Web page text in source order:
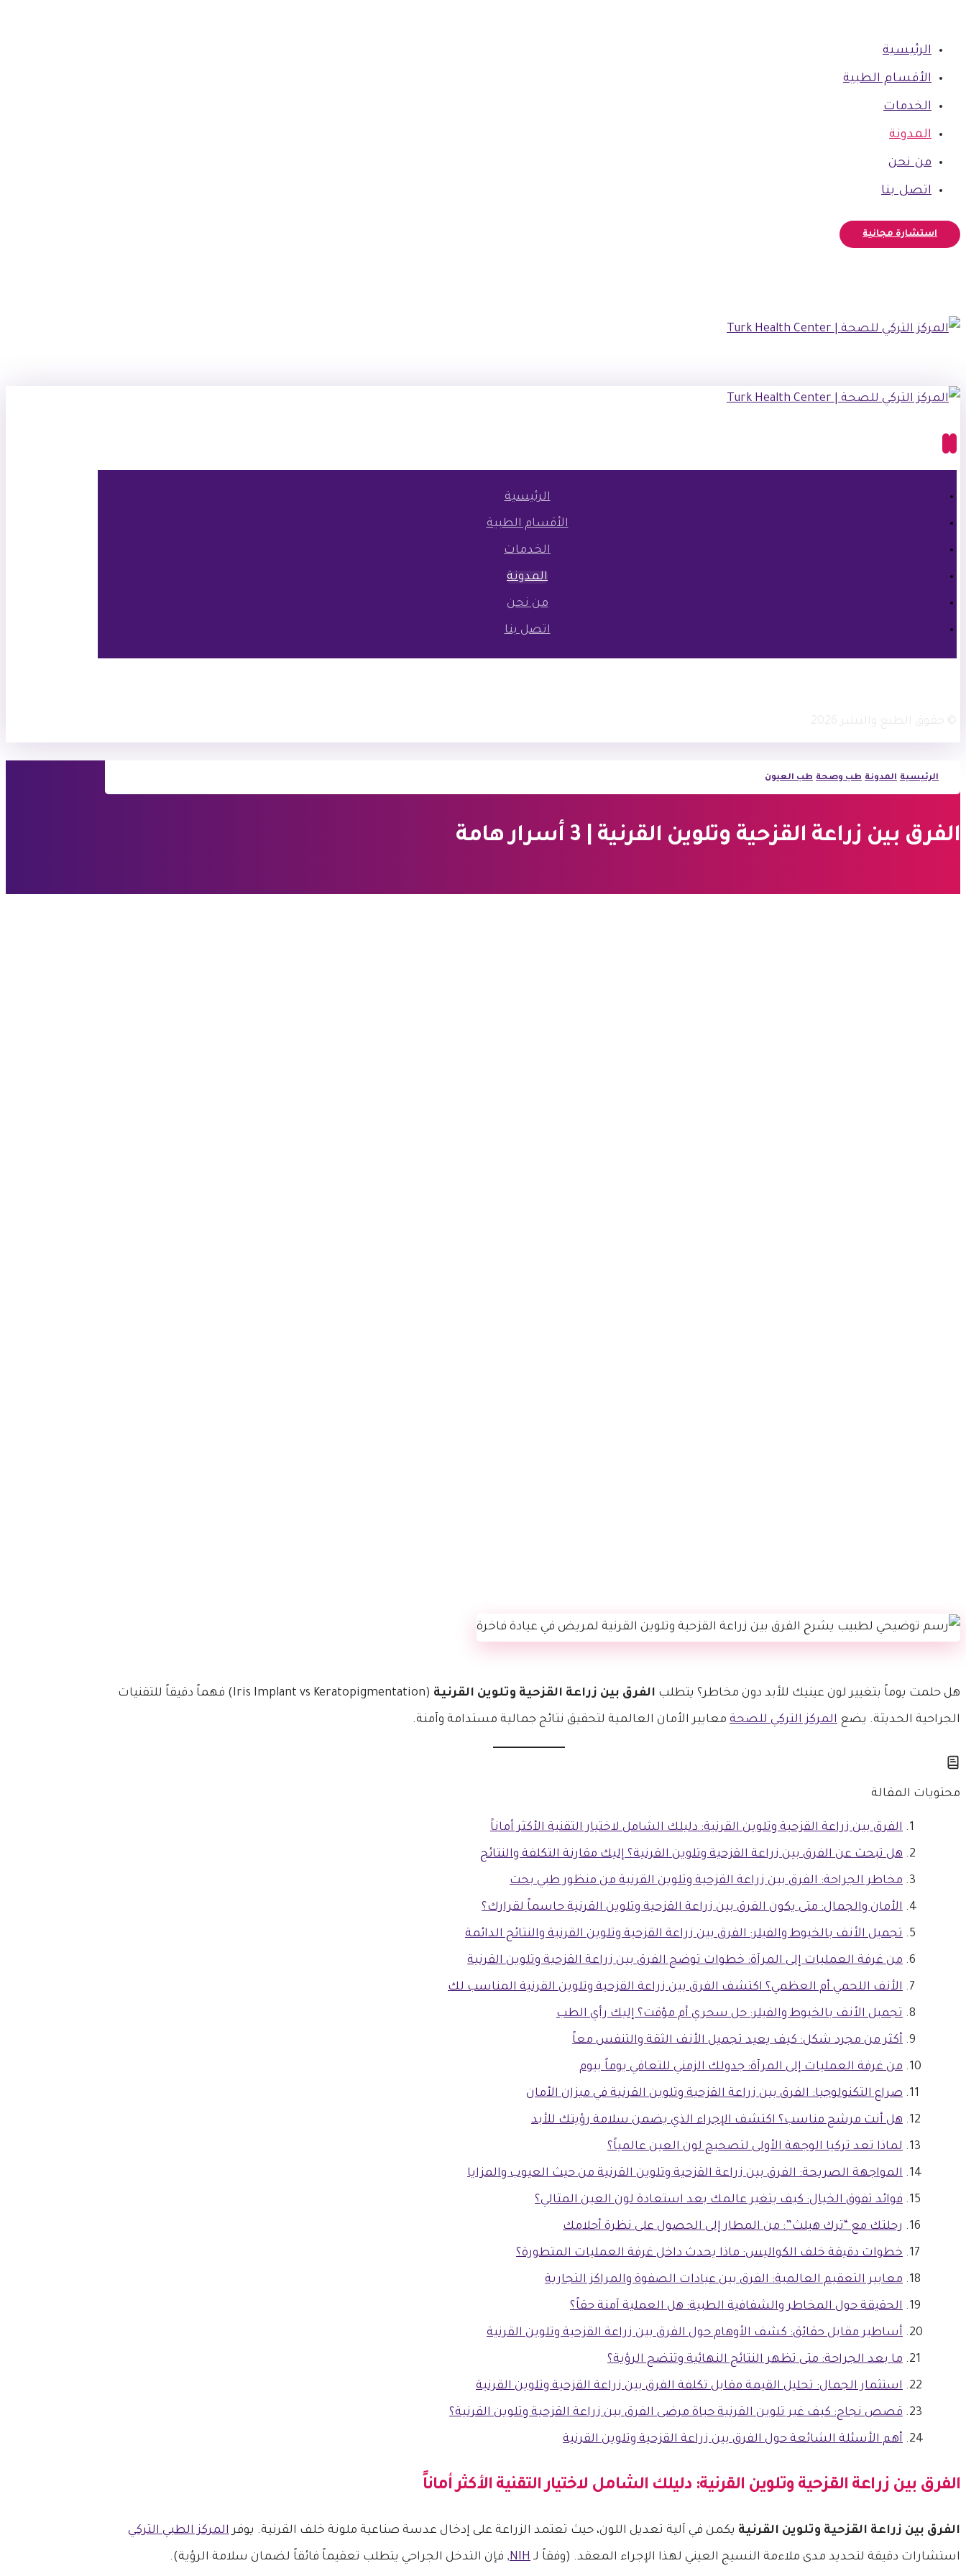
الرئيسية
الأقسام الطبية
الخدمات
المدونة
من نحن
اتصل بنا
استشارة مجانية
الرئيسية
الأقسام الطبية
الخدمات
المدونة
من نحن
اتصل بنا
الرئيسية المدونة طب وصحة طب العيون
الفرق بين زراعة القزحية وتلوين القرنية | 3 أسرار هامة
هل حلمت يوماً بتغيير لون عينيك للأبد دون مخاطر؟ يتطلب الفرق بين زراعة القزحية وتلوين القرنية (Iris Implant vs Keratopigmentation) فهماً دقيقاً للتقنيات
الجراحية الحديثة. يضع المركز التركي للصحة معايير الأمان العالمية لتحقيق نتائج جمالية مستدامة وآمنة.
محتويات المقالة
الفرق بين زراعة القزحية وتلوين القرنية: دليلك الشامل لاختيار التقنية الأكثر أماناً
هل تبحث عن الفرق بين زراعة القزحية وتلوين القرنية؟ إليك مقارنة التكلفة والنتائج
مخاطر الجراحة: الفرق بين زراعة القزحية وتلوين القرنية من منظور طبي بحت
الأمان والجمال: متى يكون الفرق بين زراعة القزحية وتلوين القرنية حاسماً لقرارك؟
تجميل الأنف بالخيوط والفيلر: الفرق بين زراعة القزحية وتلوين القرنية والنتائج الدائمة
من غرفة العمليات إلى المرآة: خطوات توضح الفرق بين زراعة القزحية وتلوين القرنية
الأنف اللحمي أم العظمي؟ اكتشف الفرق بين زراعة القزحية وتلوين القرنية المناسب لك
تجميل الأنف بالخيوط والفيلر: حل سحري أم مؤقت؟ إليك رأي الطب
أكثر من مجرد شكل: كيف يعيد تجميل الأنف الثقة والتنفس معاً
من غرفة العمليات إلى المرآة: جدولك الزمني للتعافي يوماً بيوم
صراع التكنولوجيا: الفرق بين زراعة القزحية وتلوين القرنية في ميزان الأمان
هل أنت مرشح مناسب؟ اكتشف الإجراء الذي يضمن سلامة رؤيتك للأبد
لماذا تعد تركيا الوجهة الأولى لتصحيح لون العين عالمياً؟
المواجهة الصريحة: الفرق بين زراعة القزحية وتلوين القرنية من حيث العيوب والمزايا
فوائد تفوق الخيال: كيف يتغير عالمك بعد استعادة لون العين المثالي؟
رحلتك مع “ترك هيلث”: من المطار إلى الحصول على نظرة أحلامك
خطوات دقيقة خلف الكواليس: ماذا يحدث داخل غرفة العمليات المتطورة؟
معايير التعقيم العالمية: الفرق بين عيادات الصفوة والمراكز التجارية
الحقيقة حول المخاطر والشفافية الطبية: هل العملية آمنة حقاً؟
أساطير مقابل حقائق: كشف الأوهام حول الفرق بين زراعة القزحية وتلوين القرنية
ما بعد الجراحة: متى تظهر النتائج النهائية وتتضح الرؤية؟
استثمار الجمال: تحليل القيمة مقابل تكلفة الفرق بين زراعة القزحية وتلوين القرنية
قصص نجاح: كيف غير تلوين القرنية حياة مرضى الفرق بين زراعة القزحية وتلوين القرنية؟
أهم الأسئلة الشائعة حول الفرق بين زراعة القزحية وتلوين القرنية
الفرق بين زراعة القزحية وتلوين القرنية: دليلك الشامل لاختيار التقنية الأكثر أماناً
الفرق بين زراعة القزحية وتلوين القرنية يكمن في آلية تعديل اللون، حيث تعتمد الزراعة على إدخال عدسة صناعية ملونة خلف القرنية. يوفرالمركز الطبي التركي
استشارات دقيقة لتحديد مدى ملاءمة النسيج العيني لهذا الإجراء المعقد. (وفقاً لـ NIH, فإن التدخل الجراحي يتطلب تعقيماً فائقاً لضمان سلامة الرؤية).